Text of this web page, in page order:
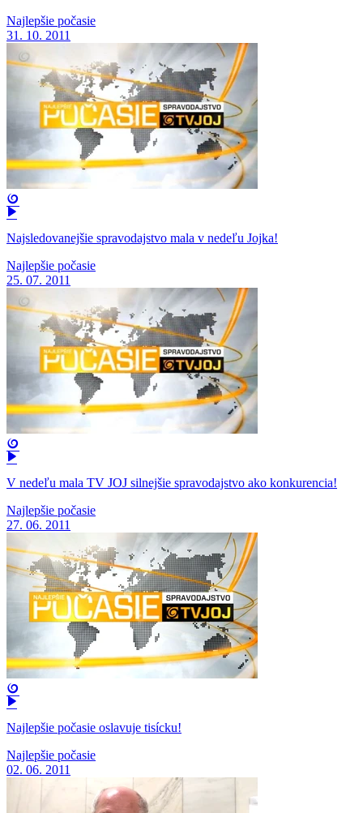
Najlepšie počasie
31. 10. 2011
Najsledovanejšie spravodajstvo mala v nedeľu Jojka!
Najlepšie počasie
25. 07. 2011
V nedeľu mala TV JOJ silnejšie spravodajstvo ako konkurencia!
Najlepšie počasie
27. 06. 2011
Najlepšie počasie oslavuje tisícku!
Najlepšie počasie
02. 06. 2011